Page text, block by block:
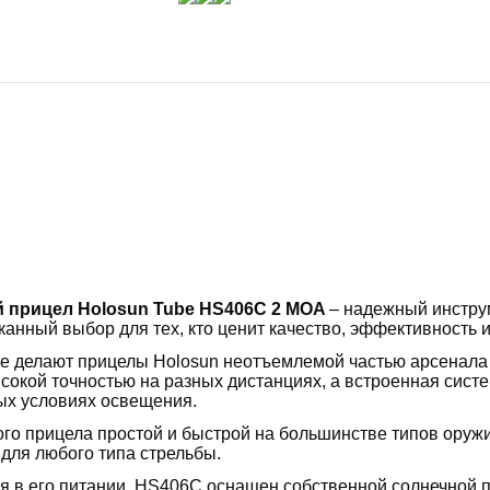
Holosun Tube HS406C 2 MOA– надежный
выбор для тех, кто ценит качество, эффективность
делают прицелы Holosun неотъемлемой частью арсенала
точностью на разных дистанциях, а встроенная
условиях освещения.
прицела простой и быстрой на большинстве типов
любого типа стрельбы.
в его питании. HS406C оснащен собственной солнечной